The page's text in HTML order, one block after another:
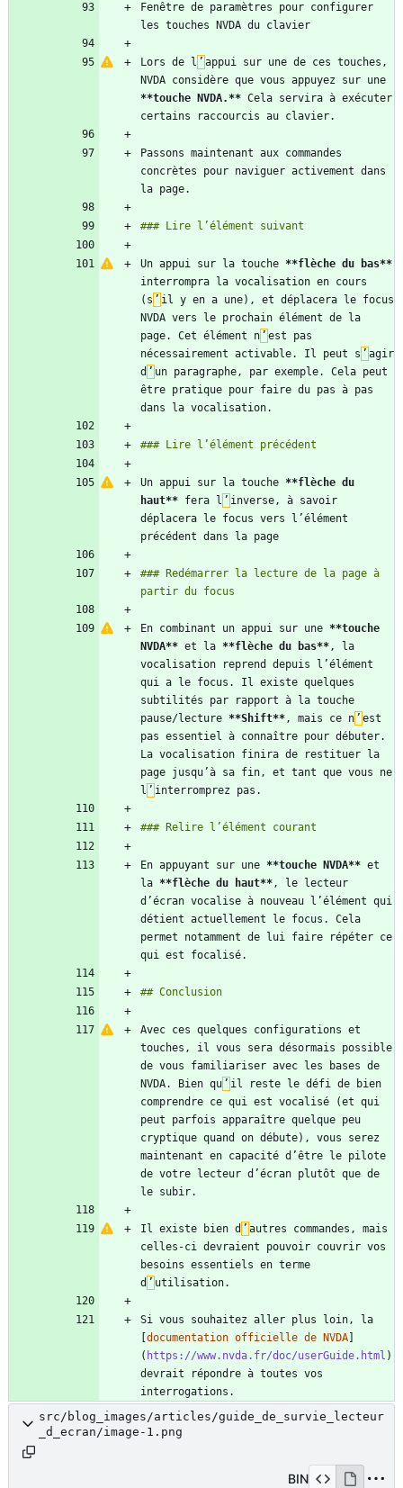
Fenêtre de paramètres pour configurer
Lors de l ’ appui sur une de ces touches,
**touche NVDA.** Cela servira à exécuter
Passons maintenant aux commandes
concrètes pour naviguer activement dans
Un appui sur la touche **flèche du bas**
interrompra la vocalisation en cours
(s ’ il y en a une), et déplacera le focus
NVDA vers le prochain élément de la
page. Cet élément n ’ est pas
nécessairement activable. Il peut s ’ agir
d ’ un paragraphe, par exemple. Cela peut
être pratique pour faire du pas à pas
Un appui sur la touche **flèche du
haut** fera l ’ inverse, à savoir
déplacera le focus vers l’élément
### Redémarrer la lecture de la page à
En combinant un appui sur une **touche
NVDA** et la **flèche du bas**, la
vocalisation reprend depuis l’élément
qui a le focus. Il existe quelques
subtilités par rapport à la touche
pause/lecture **Shift**, mais ce n ’ est
pas essentiel à connaître pour débuter.
La vocalisation finira de restituer la
page jusqu’à sa fin, et tant que vous ne
l ’
En appuyant sur une **touche NVDA** et
la **flèche du haut**, le lecteur
d’écran vocalise à nouveau l’élément qui
détient actuellement le focus. Cela
permet notamment de lui faire répéter ce
Avec ces quelques configurations et
touches, il vous sera désormais possible
de vous familiariser avec les bases de
NVDA. Bien qu ’ il reste le défi de bien
comprendre ce qui est vocalisé (et qui
peut parfois apparaître quelque peu
cryptique quand on débute), vous serez
maintenant en capacité d’être le pilote
de votre lecteur d’écran plutôt que de
Il existe bien d ’ autres commandes, mais
celles-ci devraient pouvoir couvrir vos
besoins essentiels en terme
d ’
Si vous souhaitez aller plus loin, la
documentation officielle de NVDA
( https://www.nvda.fr/doc/userGuide.html )
devrait répondre à toutes vos
src/blog_images/articles/guide_de_survie_lecteur
_d_ecran/image-1.png
BIN